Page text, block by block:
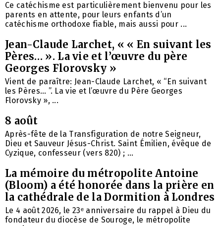
Ce catéchisme est particulièrement bienvenu pour les
parents en attente, pour leurs enfants d’un
catéchisme orthodoxe fiable, mais aussi pour ...
Jean-Claude Larchet, « « En suivant les
Pères… ». La vie et l’œuvre du père
Georges Florovsky »
Vient de paraître: Jean-Claude Larchet, « “En suivant
les Pères… ”. La vie et l’œuvre du Père Georges
Florovsky », ...
8 août
Après-fête de la Transfiguration de notre Seigneur,
Dieu et Sauveur Jésus-Christ. Saint Émilien, évêque de
Cyzique, confesseur (vers 820) ; ...
La mémoire du métropolite Antoine
(Bloom) a été honorée dans la prière en
la cathédrale de la Dormition à Londres
Le 4 août 2026, le 23ᵉ anniversaire du rappel à Dieu du
fondateur du diocèse de Souroge, le métropolite